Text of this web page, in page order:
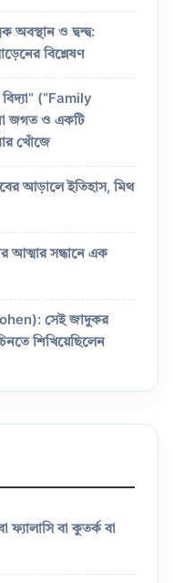
অবস্থান ও দ্বন্দ্ব:
বিশ্লেষণ
(“Family
জগত ও একটি
খোঁজে
আড়ালে ইতিহাস, মিথ
আত্মার সন্ধানে এক
সেই জাদুকর
শিখিয়েছিলেন
ফ্যালাসি বা কুতর্ক বা